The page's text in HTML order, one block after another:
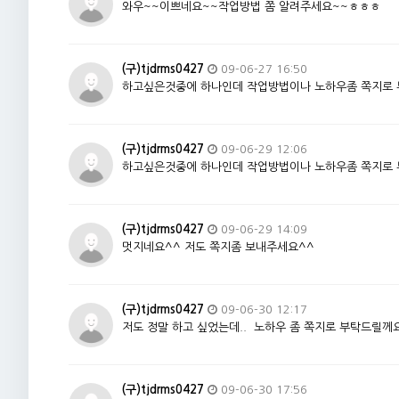
와우~~이쁘네요~~작업방법 쫌 알려주세요~~ㅎㅎㅎ
(구)tjdrms0427
09-06-27 16:50
하고싶은것중에 하나인데 작업방법이나 노하우좀 쪽지로
(구)tjdrms0427
09-06-29 12:06
하고싶은것중에 하나인데 작업방법이나 노하우좀 쪽지로
(구)tjdrms0427
09-06-29 14:09
멋지네요^^ 저도 쪽지좀 보내주세요^^
(구)tjdrms0427
09-06-30 12:17
저도 정말 하고 싶었는데.. 노하우 좀 쪽지로 부탁드릴께
(구)tjdrms0427
09-06-30 17:56